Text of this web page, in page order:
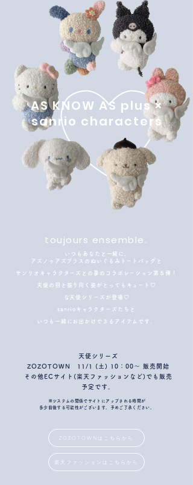
AS KNOW AS plus ×
sanrio characters
​toujours ensemble.
いつもあなたと一緒に、
アズノゥアズプラスのぬいぐるみトートバッグと
サンリオキャラクターズとの夢のコラボレーション第５弾！
天使の羽と振り向く姿がとってもキュート♡
な天使シリーズが登場♡
sanrioキャラクターズたちと
いつも一緒にお出かけできるアイテムです。
天使シリーズ
​ZOZOTOWN 11/1 (土) 10：00～ 販売開始
​その他ECサイト(楽天ファッションなど)でも販売
予定です。
※システムの関係でサイトにアップされる時間が
​多少前後する可能性がございます。予めご了承ください。
ZOZOTOWNはこちらから
楽天ファッションはこちらから